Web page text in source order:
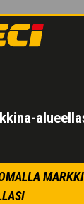
Pieni